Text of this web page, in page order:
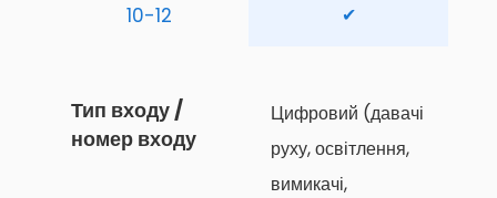
10-12 ✔
Тип входу /
номер входу
Цифровий (давачі
руху, освітлення,
вимикачі,